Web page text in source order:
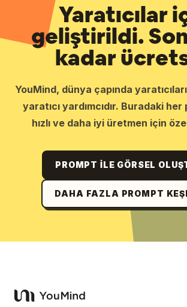
Yaratıcılar
geliştirildi.
kadar
YouMind, dünya çapında
yaratıcı yardımcıdır. Buradaki
hızlı ve daha iyi üretmen için
PROMPT ILE GÖRSEL
DAHA FAZLA PROMPT